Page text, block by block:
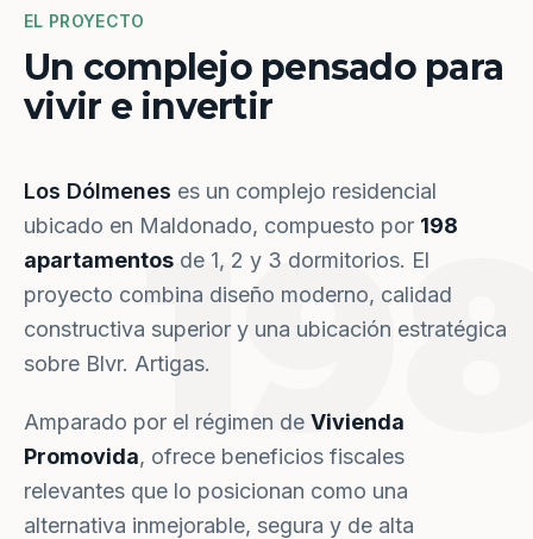
EL PROYECTO
Un complejo pensado para
vivir e invertir
Los Dólmenes es un complejo residencial
ubicado en Maldonado, compuesto por 198
apartamentos de 1, 2 y 3 dormitorios. El
proyecto combina diseño moderno, calidad
constructiva superior y una ubicación estratégica
sobre Blvr. Artigas.
Amparado por el régimen de Vivienda
Promovida, ofrece beneficios fiscales
relevantes que lo posicionan como una
alternativa inmejorable, segura y de alta